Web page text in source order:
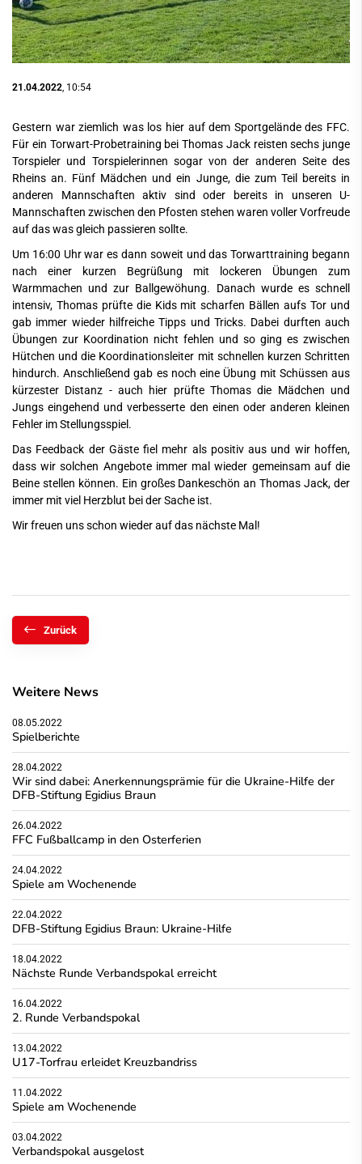
21.04.2022, 10:54
Gestern war ziemlich was los hier auf dem Sportgelände des FFC.
Für ein Torwart-Probetraining bei Thomas Jack reisten sechs junge
Torspieler und Torspielerinnen sogar von der anderen Seite des
Rheins an. Fünf Mädchen und ein Junge, die zum Teil bereits in
anderen Mannschaften aktiv sind oder bereits in unseren U-
Mannschaften zwischen den Pfosten stehen waren voller Vorfreude
auf das was gleich passieren sollte.
Um 16:00 Uhr war es dann soweit und das Torwarttraining begann
nach einer kurzen Begrüßung mit lockeren Übungen zum
Warmmachen und zur Ballgewöhung. Danach wurde es schnell
intensiv, Thomas prüfte die Kids mit scharfen Bällen aufs Tor und
gab immer wieder hilfreiche Tipps und Tricks. Dabei durften auch
Übungen zur Koordination nicht fehlen und so ging es zwischen
Hütchen und die Koordinationsleiter mit schnellen kurzen Schritten
hindurch. Anschließend gab es noch eine Übung mit Schüssen aus
kürzester Distanz - auch hier prüfte Thomas die Mädchen und
Jungs eingehend und verbesserte den einen oder anderen kleinen
Fehler im Stellungsspiel.
Das Feedback der Gäste fiel mehr als positiv aus und wir hoffen,
dass wir solchen Angebote immer mal wieder gemeinsam auf die
Beine stellen können. Ein großes Dankeschön an Thomas Jack, der
immer mit viel Herzblut bei der Sache ist.
Wir freuen uns schon wieder auf das nächste Mal!
Zurück
Weitere News
08.05.2022
Spielberichte
28.04.2022
Wir sind dabei: Anerkennungsprämie für die Ukraine-Hilfe der
DFB-Stiftung Egidius Braun
26.04.2022
FFC Fußballcamp in den Osterferien
24.04.2022
Spiele am Wochenende
22.04.2022
DFB-Stiftung Egidius Braun: Ukraine-Hilfe
18.04.2022
Nächste Runde Verbandspokal erreicht
16.04.2022
2. Runde Verbandspokal
13.04.2022
U17-Torfrau erleidet Kreuzbandriss
11.04.2022
Spiele am Wochenende
03.04.2022
Verbandspokal ausgelost